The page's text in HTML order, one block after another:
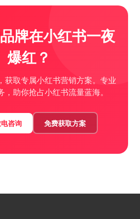
牌在小红书一夜
爆红？
获取专属小红书营销方案。专业
，助你抢占小红书流量蓝海。
咨询 免费获取方案